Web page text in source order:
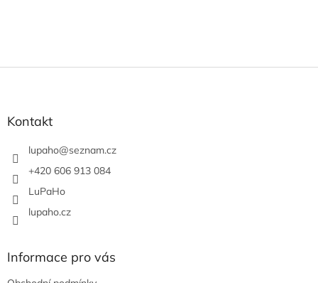
Kontakt
lupaho@seznam.cz
+420 606 913 084
LuPaHo
lupaho.cz
Informace pro vás